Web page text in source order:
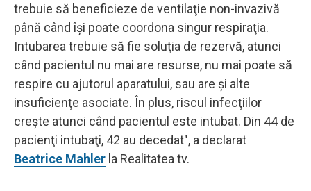
trebuie să beneficieze de ventilaţie non-invazivă
până când îşi poate coordona singur respiraţia.
Intubarea trebuie să fie soluţia de rezervă, atunci
când pacientul nu mai are resurse, nu mai poate să
respire cu ajutorul aparatului, sau are şi alte
insuficienţe asociate. În plus, riscul infecţiilor
creşte atunci când pacientul este intubat. Din 44 de
pacienţi intubaţi, 42 au decedat", a declarat
Beatrice Mahler la Realitatea tv.